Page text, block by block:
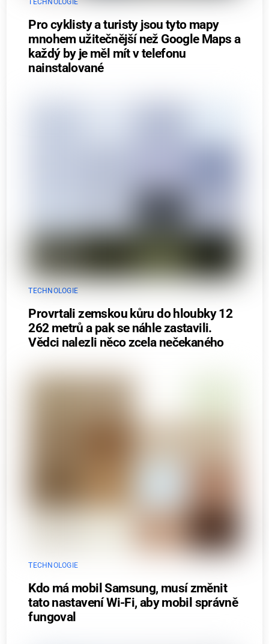
TECHNOLOGIE
Pro cyklisty a turisty jsou tyto mapy
mnohem užitečnější než Google Maps a
každý by je měl mít v telefonu
nainstalované
TECHNOLOGIE
Provrtali zemskou kůru do hloubky 12
262 metrů a pak se náhle zastavili.
Vědci nalezli něco zcela nečekaného
TECHNOLOGIE
Kdo má mobil Samsung, musí změnit
tato nastavení Wi-Fi, aby mobil správně
fungoval